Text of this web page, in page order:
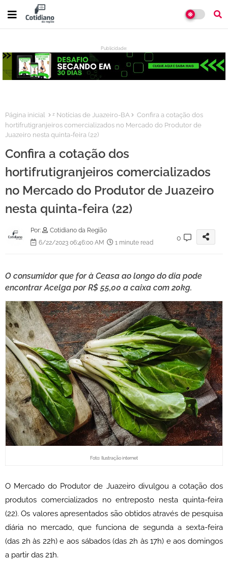
Publicidade:
:
Página inicial ᶻ Notícias de Juazeiro-BA
Confira a cotação dos
hortifrutigranjeiros comercializados no Mercado do Produtor de
Juazeiro nesta quinta-feira (22)
Confira a cotação dos
hortifrutigranjeiros comercializados
no Mercado do Produtor de Juazeiro
nesta quinta-feira (22)
Por:
Cotidiano da Região
6/22/2023 06:46:00 AM
1 minute read
0
O consumidor que for à Ceasa ao longo do dia pode
encontrar Acelga por R$ 55,00 a caixa com 20kg.
Foto: Ilustração internet
O Mercado do Produtor de Juazeiro divulgou a cotação dos
produtos comercializados no entreposto nesta quinta-feira
(22). Os valores apresentados são obtidos através de pesquisa
diária no mercado, que funciona de segunda a sexta-feira
(das 2h às 22h) e aos sábados (das 2h às 17h) e aos domingos
a partir das 21h.